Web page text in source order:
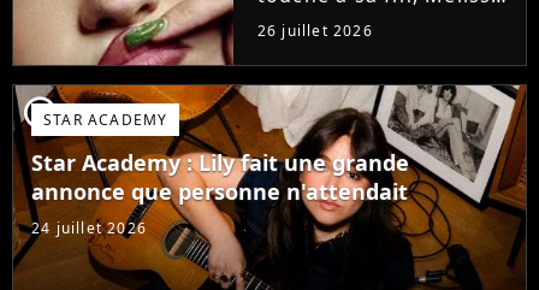
se confie en interview
sur Volum sur la
création de son EP tout
va bien (j'crois), son
envie de gommer
l'étiquette Star
Academy, le jeu...
26 juillet 2026
player2STAR ACADEMY
Star Academy : Lily fait une grande
annonce que personne n'attendait
24 juillet 2026